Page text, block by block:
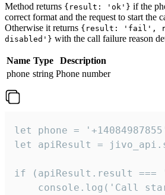
Method returns {result: 'ok'} if the
correct format and the request to start the
Otherwise it returns {result: 'fail',
disabled'} with the call failure reason
Name Type
Description
phone string Phone number
let phone =
let apiResult =
if (apiResult.result
console.log('Call